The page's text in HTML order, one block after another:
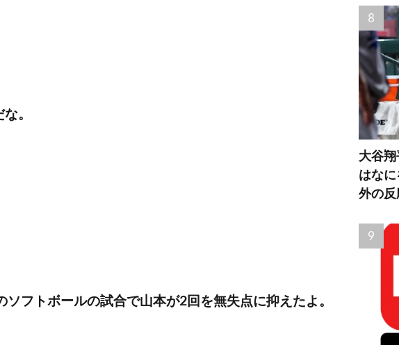
。
フトボールの試合で山本が2回を無失点に抑えたよ。
大谷
はな
外の反